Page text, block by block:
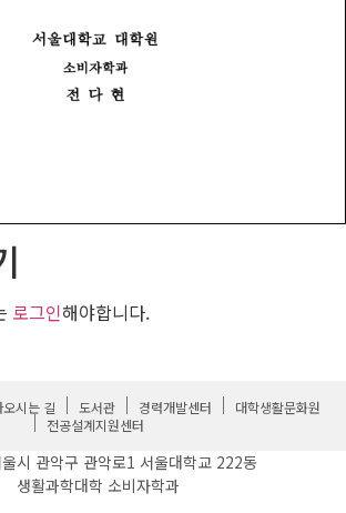
로그인해야합니다.
시는 길 도서관 경력개발센터
대학생활문화원
전공설계지원센터
시 관악구 관악로1 서울대학교 222동
생활과학대학 소비자학과